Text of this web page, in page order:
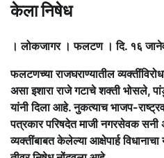
केला निषेध
। लोकजागर । फलटण । दि. १६
फलटणच्या राजघराण्यातील
असा इशारा राजे गटाचे शक्ती भोसले,
यांनी दिला आहे. नुकत्याच भाजप-
पत्रकार परिषदेत माजी नगरसेवक सनी
व्यक्तींबाबत केलेल्या आक्षेपार्ह विधानाचा